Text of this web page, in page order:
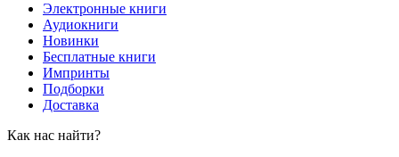
Электронные книги
Аудиокниги
Новинки
Бесплатные книги
Импринты
Подборки
Доставка
Как нас найти?